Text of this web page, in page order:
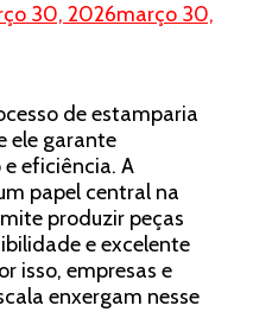
30, 2026março 30,
de estamparia
ele garante
eficiência. A
papel central na
produzir peças
e excelente
isso, empresas e
enxergam nesse